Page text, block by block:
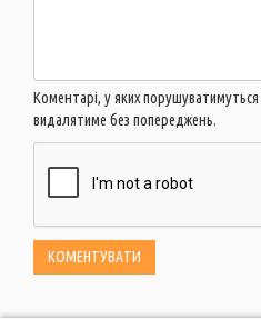
Коментарі, у яких порушуватимуться
видалятиме без попереджень.